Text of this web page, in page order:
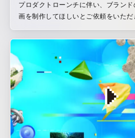
プロダクトローンチに伴い、ブラン
画を制作してほしいとご依頼をいただき
む「勢い」と「没入感」のある映像
須となる「何ができるプロダクトな
これらを「50：50」の比率で融合さ
ただきました。